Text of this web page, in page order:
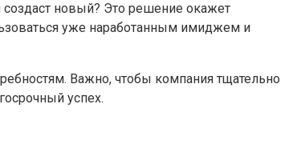
новый? Это решение окажет
уже наработанным имиджем и
Важно, чтобы компания тщательно
успех.